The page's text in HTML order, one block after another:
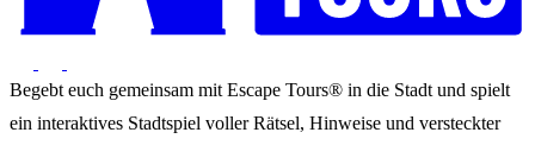
Begebt euch gemeinsam mit Escape Tours® in die Stadt und spielt
ein interaktives Stadtspiel voller Rätsel, Hinweise und versteckter